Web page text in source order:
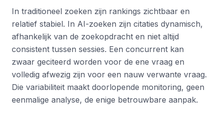
In traditioneel zoeken zijn rankings zichtbaar en
relatief stabiel. In AI-zoeken zijn citaties dynamisch,
afhankelijk van de zoekopdracht en niet altijd
consistent tussen sessies. Een concurrent kan
zwaar geciteerd worden voor de ene vraag en
volledig afwezig zijn voor een nauw verwante vraag.
Die variabiliteit maakt doorlopende monitoring, geen
eenmalige analyse, de enige betrouwbare aanpak.